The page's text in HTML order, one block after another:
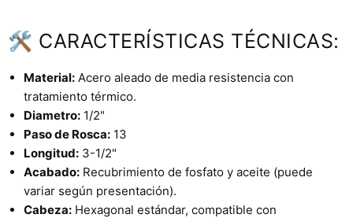
🛠 CARACTERÍSTICAS TÉCNICAS:
Material: Acero aleado de media resistencia con
tratamiento térmico.
Diametro: 1/2"
Paso de Rosca: 13
Longitud: 3-1/2"
Acabado: Recubrimiento de fosfato y aceite (puede
variar según presentación).
Cabeza: Hexagonal estándar, compatible con